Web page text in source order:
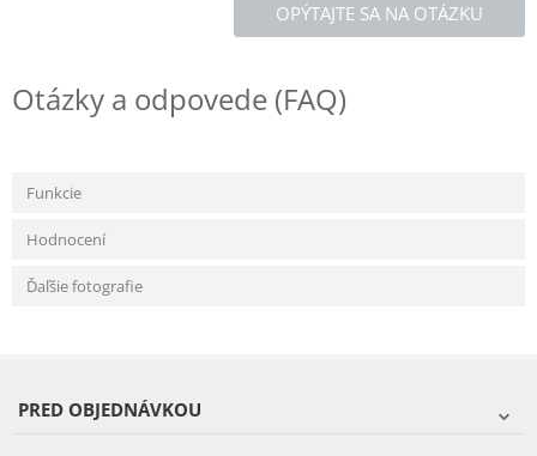
OPÝTAJTE SA NA OTÁZKU
Otázky a odpovede (FAQ)
Funkcie
Hodnocení
Ďaľšie fotografie
PRED OBJEDNÁVKOU